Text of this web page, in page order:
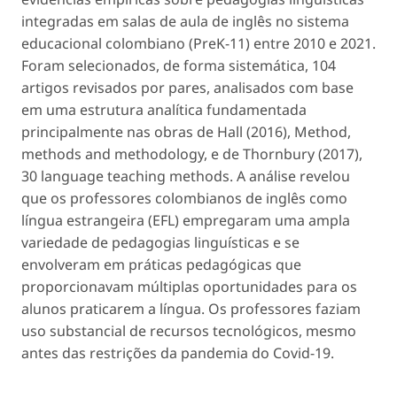
integradas em salas de aula de inglês no sistema
educacional colombiano (PreK-11) entre 2010 e 2021.
Foram selecionados, de forma sistemática, 104
artigos revisados por pares, analisados com base
em uma estrutura analítica fundamentada
principalmente nas obras de Hall (2016), Method,
methods and methodology, e de Thornbury (2017),
30 language teaching methods. A análise revelou
que os professores colombianos de inglês como
língua estrangeira (EFL) empregaram uma ampla
variedade de pedagogias linguísticas e se
envolveram em práticas pedagógicas que
proporcionavam múltiplas oportunidades para os
alunos praticarem a língua. Os professores faziam
uso substancial de recursos tecnológicos, mesmo
antes das restrições da pandemia do Covid-19.